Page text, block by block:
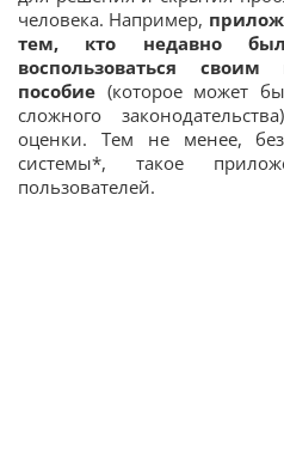
человека. Например,
тем, кто недавно
воспользоваться
пособие (которое может
сложного
оценки. Тем не менее,
системы*, такое
пользователей.